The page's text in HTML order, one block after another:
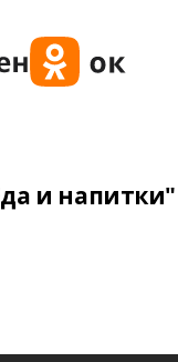
и напитки"